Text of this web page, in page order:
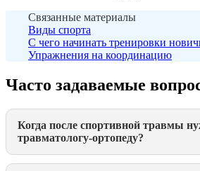
Связанные материалы
Виды спорта
С чего начинать тренировки
Упражнения на координацию
Часто задаваемые
Когда после спортивной травмы
травматологу-ортопеду?